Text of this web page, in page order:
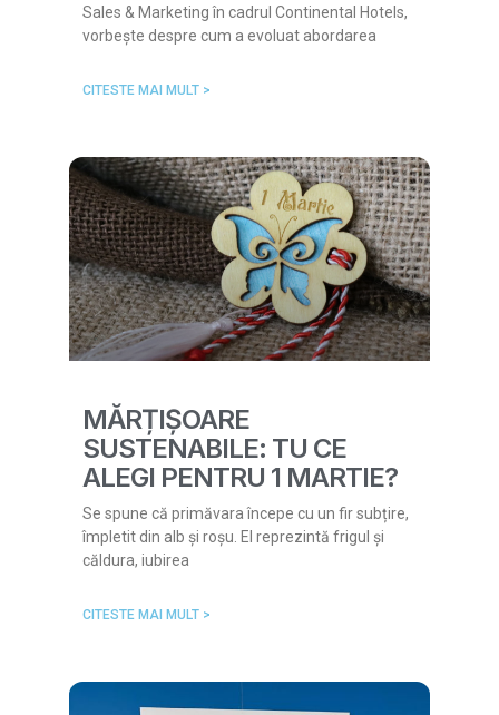
Sales & Marketing în cadrul Continental Hotels,
vorbește despre cum a evoluat abordarea
CITESTE MAI MULT >
MĂRȚIȘOARE
SUSTENABILE: TU CE
ALEGI PENTRU 1 MARTIE?
Se spune că primăvara începe cu un fir subțire,
împletit din alb și roșu. El reprezintă frigul și
căldura, iubirea
CITESTE MAI MULT >